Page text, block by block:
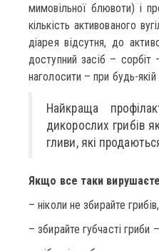
мимовільної блювоти) і
кількість активованого
діарея відсутня, до
доступний засіб –
наголосити – при будь-
Найкраща
дикорослих грибів
гливи, які
Якщо все таки
– ніколи не збирайте
– збирайте губчасті гриби